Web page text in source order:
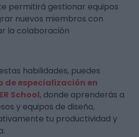
permitirá gestionar equipos
nuevos miembros con
la colaboración
habilidades, puedes
de especialización en
School, donde aprenderás a
y equipos de diseño,
tu productividad y